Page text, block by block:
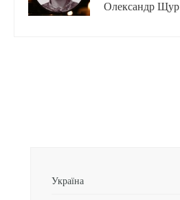
Олександр Щур
Україна